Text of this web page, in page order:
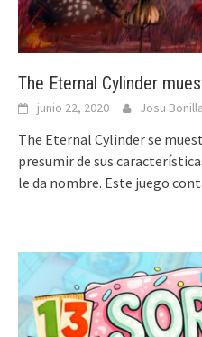
The Eternal Cylinder
junio 22, 2020 Josu
The Eternal Cylinder se
presumir de sus
le da nombre. Este juego